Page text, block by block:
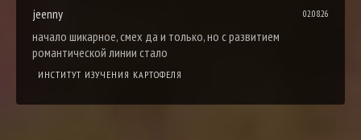
jeenny 02.08.26
начало шикарное, смех да и только, но с развитием
романтической линии стало
ИНСТИТУТ ИЗУЧЕНИЯ КАРТОФЕЛЯ